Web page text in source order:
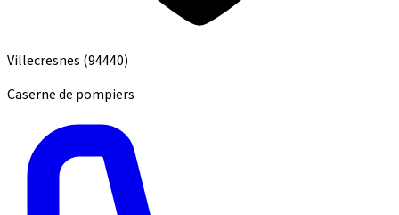
Villecresnes (94440)
Caserne de pompiers